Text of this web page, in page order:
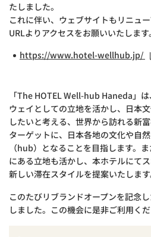
たしました。
これに伴い、ウェブサイトもリニュ
URLよりアクセスをお願いいたします。
https://www.hotel-wellhub.jp/
「The HOTEL Well-hub Haneda」
ウェイとしての⽴地を活かし、日本
したいと考える、世界から訪れる新
ターゲットに、日本各地の⽂化や⾃
（hub）となることを目指します。
にある⽴地も活かし、本ホテルにて
新しい滞在スタイルを提案いたします
このたびリブランドオープンを記念
しました。この機会に是非ご利用くだ